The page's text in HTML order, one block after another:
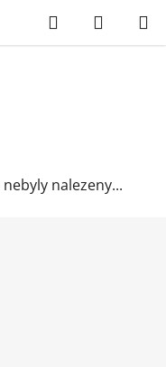
Hledat
KOŠÍK
nebyly nalezeny...